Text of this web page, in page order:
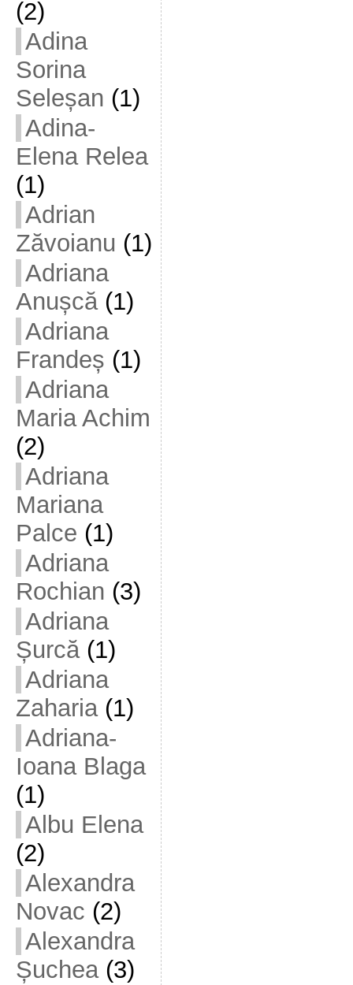
(2)
Adina
Sorina
Seleșan (1)
Adina-
Elena Relea
(1)
Adrian
Zăvoianu (1)
Adriana
Anușcă(1)
Adriana
Frandeș (1)
Adriana
Maria Achim
(2)
Adriana
Mariana
Palce (1)
Adriana
Rochian (3)
Adriana
Șurcă(1)
Adriana
Zaharia(1)
Adriana-
Ioana Blaga
(1)
Albu Elena
(2)
Alexandra
Novac (2)
Alexandra
Șuchea(3)